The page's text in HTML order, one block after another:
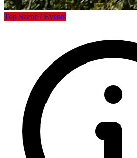
Top Szene / Events